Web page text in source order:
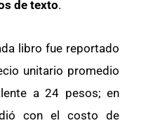
de texto.
libro fue reportado
unitario promedio
a 24 pesos; en
con el costo de